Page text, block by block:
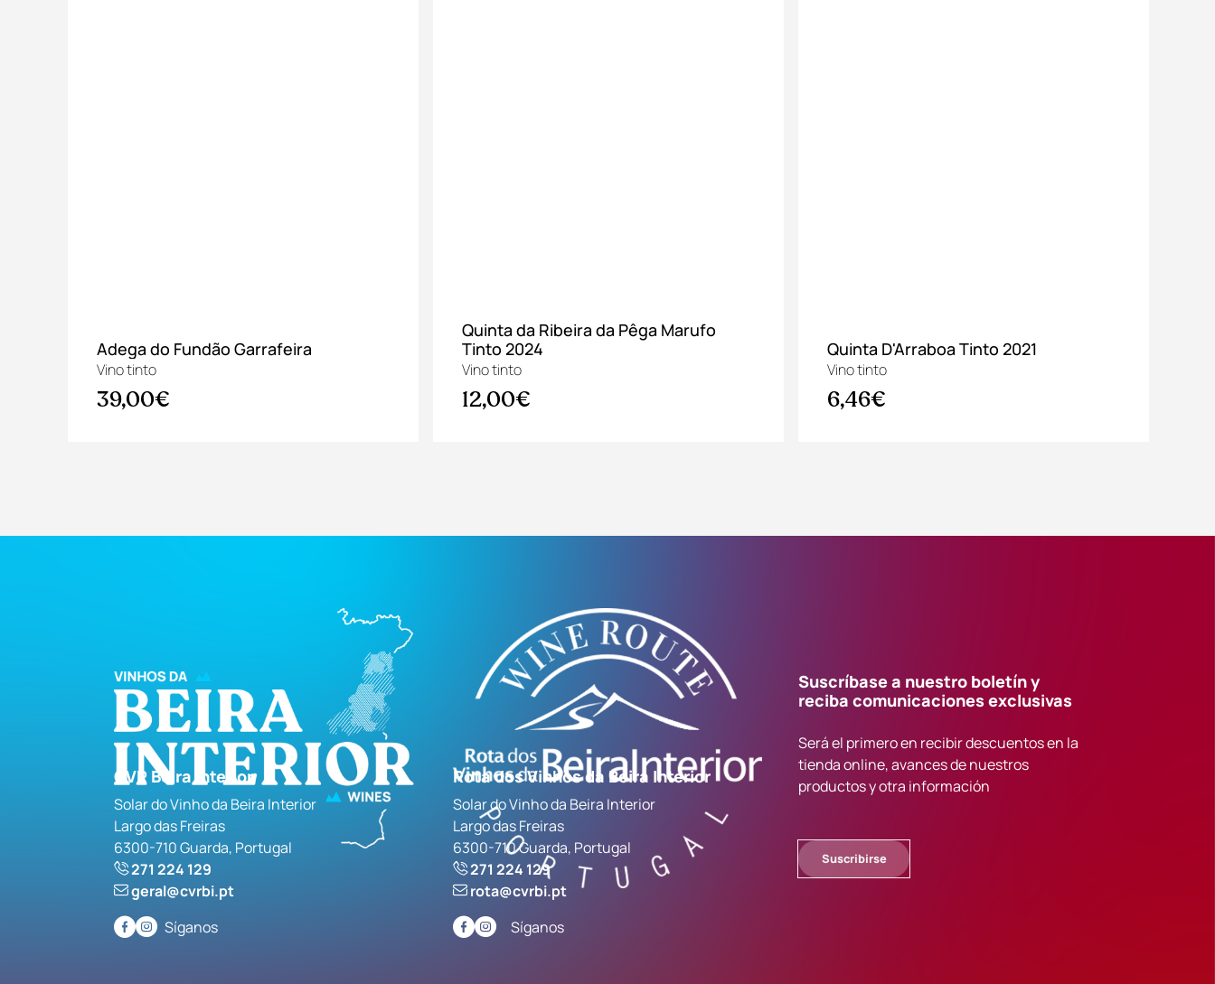
Adega do Fundão Garrafeira
Vino tinto
39,00€
Quinta da Ribeira da Pêga Marufo
Tinto 2024
Vino tinto
12,00€
Quinta D'Arraboa Tinto 2021
Vino tinto
6,46€
CVR Beira Interior
Solar do Vinho da Beira Interior
Largo das Freiras
6300-710 Guarda, Portugal
271 224 129
geral@cvrbi.pt
Síganos
Rota dos Vinhos da Beira Interior
Solar do Vinho da Beira Interior
Largo das Freiras
6300-710 Guarda, Portugal
271 224 129
rota@cvrbi.pt
Síganos
Suscríbase a nuestro boletín y
reciba comunicaciones exclusivas
Será el primero en recibir descuentos en la
tienda online, avances de nuestros
productos y otra información
Suscribirse